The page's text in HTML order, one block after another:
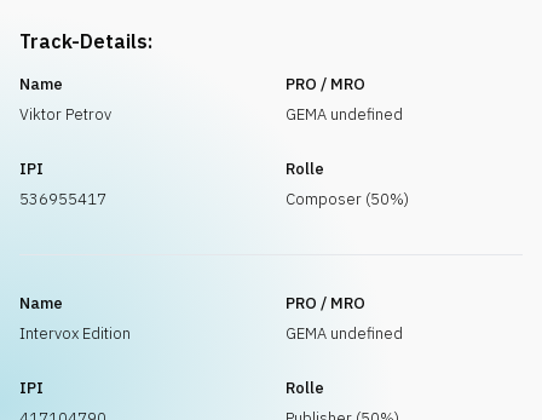
Track-Details:
Name
Viktor Petrov
PRO / MRO
GEMA undefined
IPI
536955417
Rolle
Composer (50%)
Name
Intervox Edition
PRO / MRO
GEMA undefined
IPI
Rolle